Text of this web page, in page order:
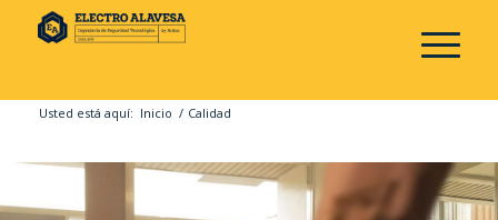
Usted está aquí: Inicio / Calidad